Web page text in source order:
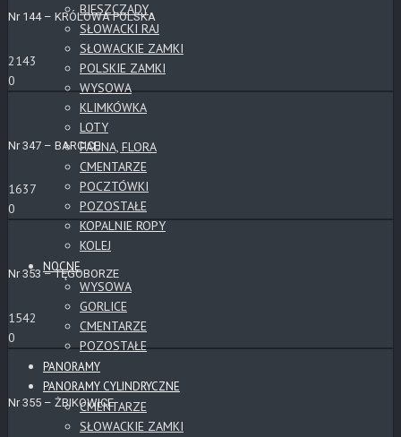
BIESZCZADY
SŁOWACKI RAJ
SŁOWACKIE ZAMKI
POLSKIE ZAMKI
WYSOWA
KLIMKÓWKA
LOTY
FAUNA, FLORA
CMENTARZE
POCZTÓWKI
POZOSTAŁE
KOPALNIE ROPY
KOLEJ
NOCNE
WYSOWA
GORLICE
CMENTARZE
POZOSTAŁE
PANORAMY
PANORAMY CYLINDRYCZNE
CMENTARZE
SŁOWACKIE ZAMKI
Nr 144 – KRÓLOWA POLSKA
2143
0
Nr 347 – BARCICE
1637
0
Nr 353 – TĘGOBORZE
1542
0
Nr 355 – ŻBIKOWICE